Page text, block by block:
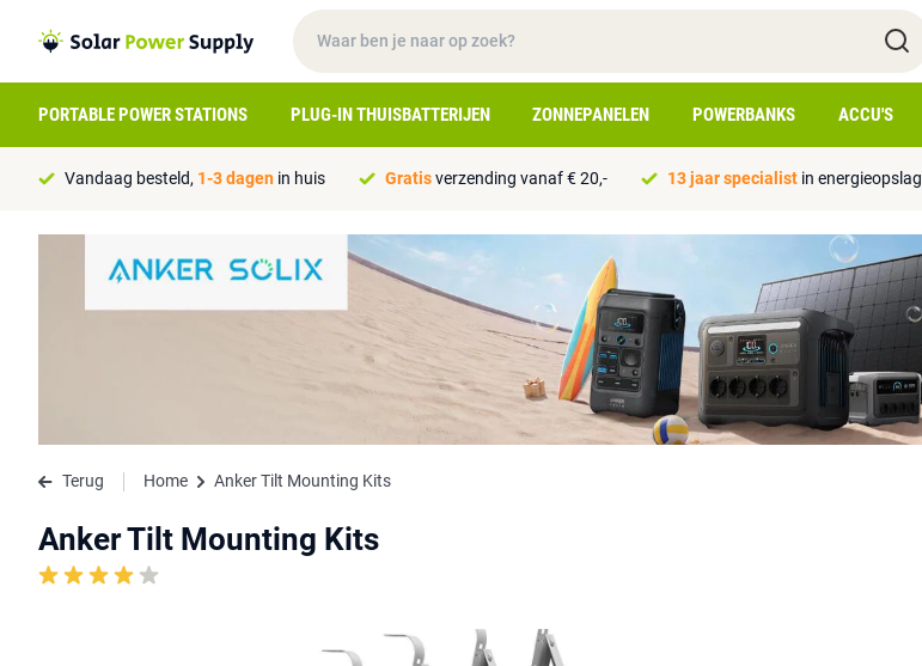
PORTABLE POWER STATIONS PLUG-IN THUISBATTERIJEN ZONNEPANELEN POWERBANKS ACCU'S
Vandaag besteld, 1-3 dagen in huis Gratisverzending vanaf € 20,- 13 jaar specialist in energieopslag
Terug Home Anker Tilt Mounting Kits
Anker Tilt Mounting Kits